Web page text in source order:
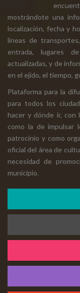
mostrándote una
localización, fecha y
líneas de
entrada, lugares
actualizadas, y de
en el ejido, el tiempo,
Plataforma para la
para todos los
hacer y dónde ir, con
como la de impulsar
patrocinio y como
oficial del área de
necesidad de
municipio.